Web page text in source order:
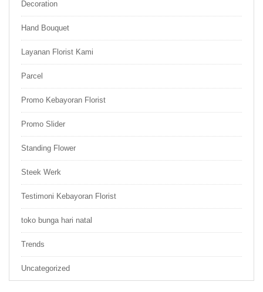
Decoration
Hand Bouquet
Layanan Florist Kami
Parcel
Promo Kebayoran Florist
Promo Slider
Standing Flower
Steek Werk
Testimoni Kebayoran Florist
toko bunga hari natal
Trends
Uncategorized